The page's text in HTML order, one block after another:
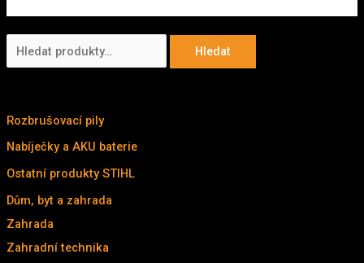
l
d
a
Hledat
Rozbrušovací pily
Nabíječky a AKU baterie
Ostatní produkty STIHL
Dům, byt a zahrada
Zahrada
Zahradní technika